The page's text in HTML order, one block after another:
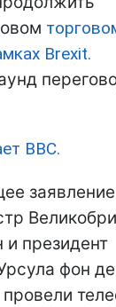
Brexit.
BBC.
президент
фон